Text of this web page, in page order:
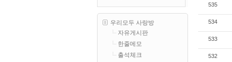
535
534
533
532
우리모두 사랑방
자유게시판
한줄메모
출석체크